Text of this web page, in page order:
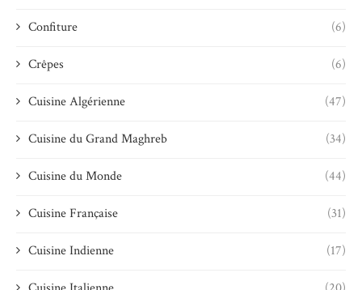
Confiture (6)
Crêpes (6)
Cuisine Algérienne (47)
Cuisine du Grand Maghreb (34)
Cuisine du Monde (44)
Cuisine Française (31)
Cuisine Indienne (17)